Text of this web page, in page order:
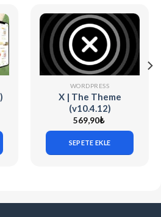
WORDPRESS
X | The Theme
(v10.4.12)
569,90₺
SEPETE EKLE